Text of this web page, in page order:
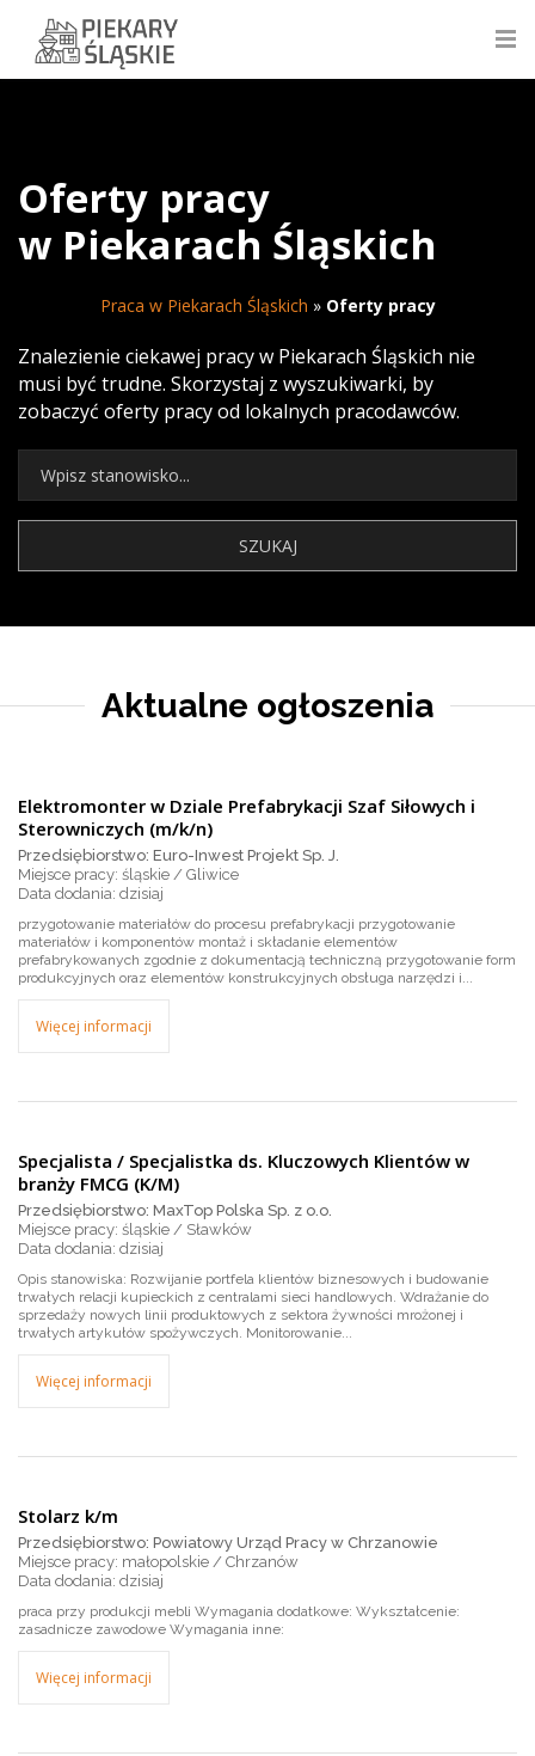
Oferty pracy
w Piekarach Śląskich
Praca w Piekarach Śląskich » Oferty pracy
Znalezienie ciekawej pracy w Piekarach Śląskich nie
musi być trudne. Skorzystaj z wyszukiwarki, by
zobaczyć oferty pracy od lokalnych pracodawców.
Aktualne ogłoszenia
Elektromonter w Dziale Prefabrykacji Szaf Siłowych i
Sterowniczych (m/k/n)
Przedsiębiorstwo: Euro-Inwest Projekt Sp. J.
Miejsce pracy: śląskie / Gliwice
dzisiaj
przygotowanie materiałów do procesu prefabrykacji przygotowanie
materiałów i komponentów montaż i składanie elementów
prefabrykowanych zgodnie z dokumentacją techniczną przygotowanie form
produkcyjnych oraz elementów konstrukcyjnych obsługa narzędzi i...
Więcej informacji
Specjalista / Specjalistka ds. Kluczowych Klientów w
branży FMCG (K/M)
Przedsiębiorstwo: MaxTop Polska Sp. z o.o.
Miejsce pracy: śląskie / Sławków
dzisiaj
Opis stanowiska: Rozwijanie portfela klientów biznesowych i budowanie
trwałych relacji kupieckich z centralami sieci handlowych. Wdrażanie do
sprzedaży nowych linii produktowych z sektora żywności mrożonej i
trwałych artykułów spożywczych. Monitorowanie...
Więcej informacji
Stolarz k/m
Przedsiębiorstwo: Powiatowy Urząd Pracy w Chrzanowie
Miejsce pracy: małopolskie / Chrzanów
dzisiaj
praca przy produkcji mebli Wymagania dodatkowe: Wykształcenie:
zasadnicze zawodowe Wymagania inne:
Więcej informacji